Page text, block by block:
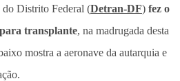
do Distrito Federal (Detran-DF) fez o
transplante, na madrugada desta
mostra a aeronave da autarquia e